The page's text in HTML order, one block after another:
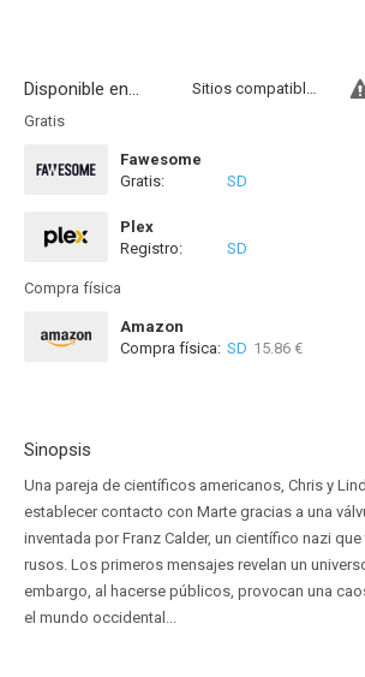
Disponible en...
Sitios compatibles
Gratis
Fawesome
Gratis:
SD
Plex
Registro:
SD
Compra física
Amazon
Compra física: SD 15.86 €
Sinopsis
Una pareja de científicos americanos, Chris y
establecer contacto con Marte gracias a una
inventada por Franz Calder, un científico nazi
rusos. Los primeros mensajes revelan un
embargo, al hacerse públicos, provocan una
el mundo occidental...